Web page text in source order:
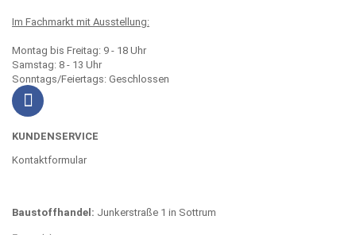
Im Fachmarkt mit Ausstellung:
Montag bis Freitag: 9 - 18 Uhr
Samstag: 8 - 13 Uhr
Sonntags/Feiertags: Geschlossen
KUNDENSERVICE
Kontaktformular
Baustoffhandel: Junkerstraße 1 in Sottrum